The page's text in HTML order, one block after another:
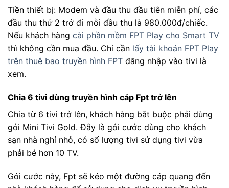
Tiền thiết bị: Modem và đầu thu đầu tiên miễn phí, các
đầu thu thứ 2 trở đi mỗi đầu thu là 980.000đ/chiếc.
Nếu khách hàng cài phần mềm FPT Play cho Smart TV
thì không cần mua đầu. Chỉ cần lấy tài khoản FPT Play
trên thuê bao truyền hình FPT đăng nhập vào tivi là
xem.
Chia 6 tivi dùng truyền hình cáp Fpt trở lên
Chia từ 6 tivi trở lên, khách hàng bắt buộc phải dùng
gói Mini Tivi Gold. Đây là gói cước dùng cho khách
sạn nhà nghỉ nhỏ, có số lượng tivi sử dụng tivi vừa
phải bé hơn 10 TV.
Gói cước này, Fpt sẽ kéo một đường cáp quang đến